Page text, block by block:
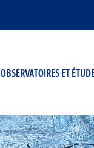
OBSERVATOIRES ET